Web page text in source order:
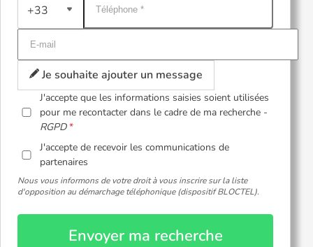
+33
Je souhaite ajouter un message
J'accepte que les informations saisies soient utilisées
pour me recontacter dans le cadre de ma recherche -
RGPD
J'accepte de recevoir les communications de
partenaires
Nous vous informons de votre droit à vous inscrire sur la liste
d'opposition au démarchage téléphonique (dispositif BLOCTEL).
Envoyer ma recherche